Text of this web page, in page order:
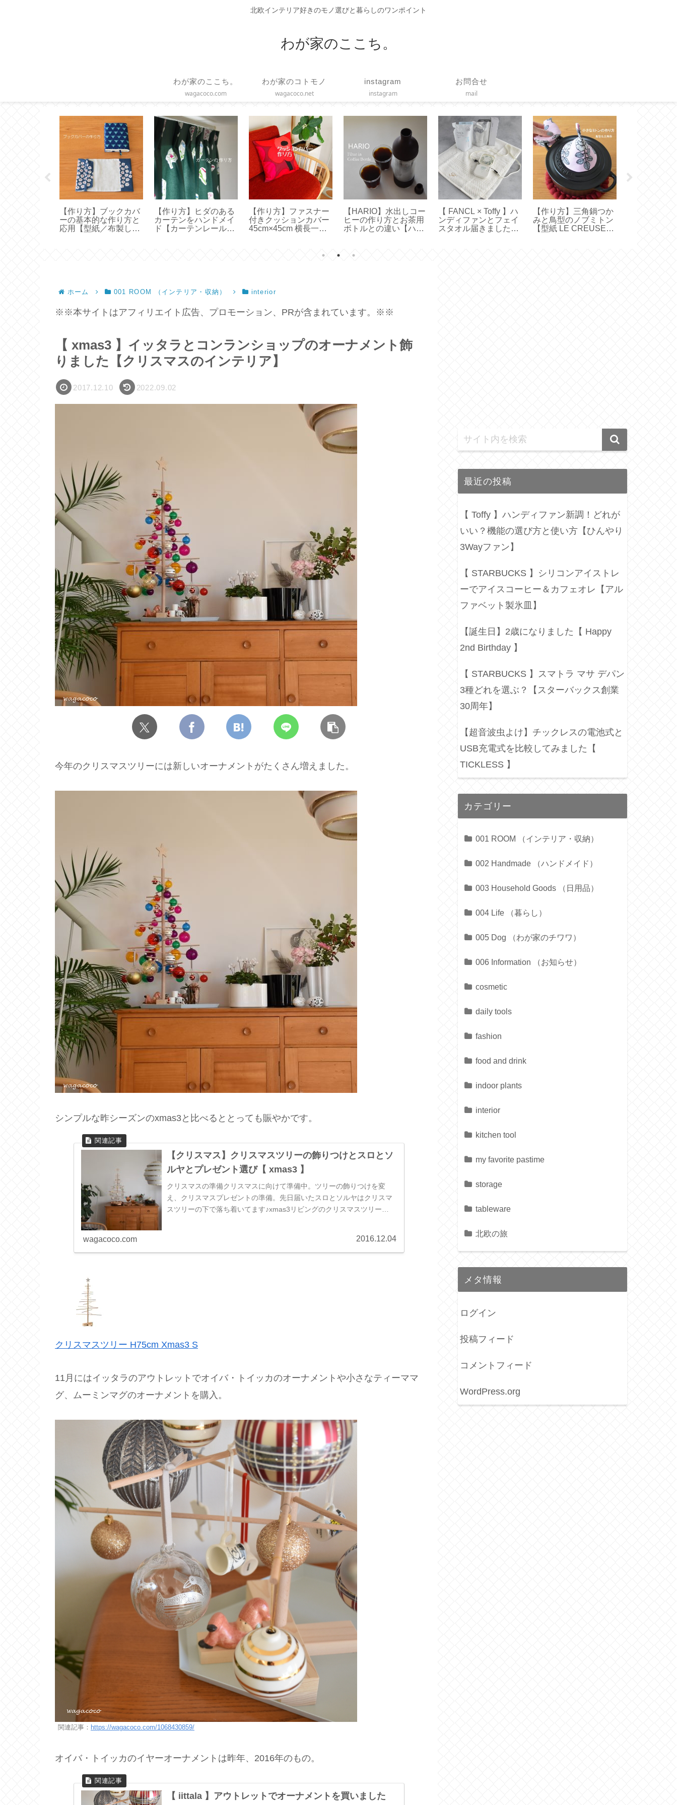
北欧インテリア好きのモノ選びと暮らしのワンポイント
わが家のここち。
わが家のここち。
wagacoco.com
わが家のコトモノ
wagacoco.net
instagram
instagram
お問合せ
mail
【作り方】ブックカバ
ーの基本的な作り方と
応用【型紙／布製しお
【作り方】ヒダのある
カーテンをハンドメイ
ド【カーテンレールに
【作り方】ファスナー
付きクッションカバー
45cm×45cm 横長一枚
【HARIO】水出しコー
ヒーの作り方とお茶用
ボトルとの違い【ハリ
【 FANCL × Toffy 】ハ
ンディファンとフェイ
スタオル届きました
【作り方】三角鍋つか
みと鳥型のノブミトン
【型紙 LE CREUSET
ホーム 001 ROOM （インテリア・収納） interior
※※本サイトはアフィリエイト広告、プロモーション、PRが含まれています。※※
【 xmas3 】イッタラとコンランショップのオーナメント飾
りました【クリスマスのインテリア】
2017.12.10 2022.09.02
今年のクリスマスツリーには新しいオーナメントがたくさん増えました。
シンプルな昨シーズンのxmas3と比べるととっても賑やかです。
【クリスマス】クリスマスツリーの飾りつけとスロとソ
ルヤとプレゼント選び【 xmas3 】
クリスマスの準備クリスマスに向けて準備中。ツリーの飾りつけを変
え、クリスマスプレゼントの準備。先日届いたスロとソルヤはクリスマ
スツリーの下で落ち着いてます♪xmas3リビングのクリスマスツリー
wagacoco.com 2016.12.04
クリスマスツリー H75cm Xmas3 S
11月にはイッタラのアウトレットでオイバ・トイッカのオーナメントや小さなティーママ
グ、ムーミンマグのオーナメントを購入。
関連記事： https://wagacoco.com/1068430859/
オイバ・トイッカのイヤーオーナメントは昨年、2016年のもの。
【 iittala 】アウトレットでオーナメントを買いました
最近の投稿
【 Toffy 】ハンディファン新調！どれが
いい？機能の選び方と使い方【ひんやり
3Wayファン】
【 STARBUCKS 】シリコンアイストレ
ーでアイスコーヒー＆カフェオレ【アル
ファベット製氷皿】
【誕生日】2歳になりました【 Happy
2nd Birthday 】
【 STARBUCKS 】スマトラ マサ デパン
3種どれを選ぶ？【スターバックス創業
30周年】
【超音波虫よけ】チックレスの電池式と
USB充電式を比較してみました【
TICKLESS 】
カテゴリー
001 ROOM （インテリア・収納）
002 Handmade （ハンドメイド）
003 Household Goods （日用品）
004 Life （暮らし）
005 Dog （わが家のチワワ）
006 Information （お知らせ）
cosmetic
daily tools
fashion
food and drink
indoor plants
interior
kitchen tool
my favorite pastime
storage
tableware
北欧の旅
メタ情報
ログイン
投稿フィード
コメントフィード
WordPress.org